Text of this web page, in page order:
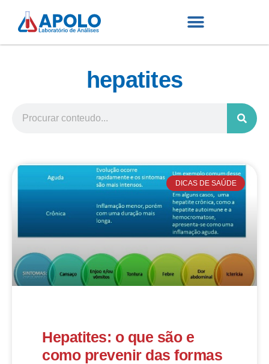
hepatites
DICAS DE SAÚDE
Hepatites: o que são e
como prevenir das formas